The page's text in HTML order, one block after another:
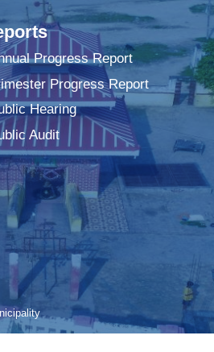
Progress Report
Progress Report
Hearing
Audit